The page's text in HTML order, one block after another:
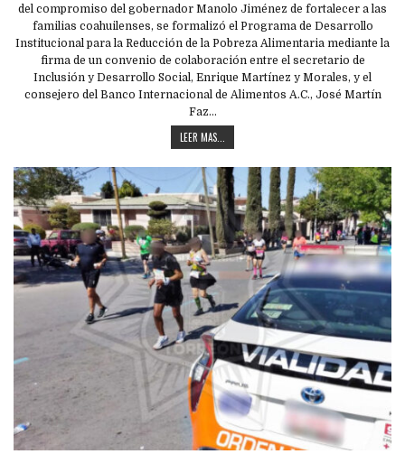
del compromiso del gobernador Manolo Jiménez de fortalecer a las
familias coahuilenses, se formalizó el Programa de Desarrollo
Institucional para la Reducción de la Pobreza Alimentaria mediante la
firma de un convenio de colaboración entre el secretario de
Inclusión y Desarrollo Social, Enrique Martínez y Morales, y el
consejero del Banco Internacional de Alimentos A.C., José Martín
Faz…
LEER MAS...